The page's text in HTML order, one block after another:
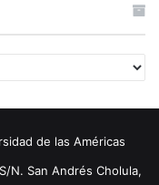
de las Américas
N. San Andrés Cholula,